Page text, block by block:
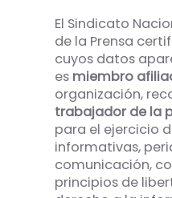
El Sindicato
de la Prensa
cuyos datos
es miembro
organización,
trabajador de la
para el ejercicio
informativas,
comunicación,
principios de